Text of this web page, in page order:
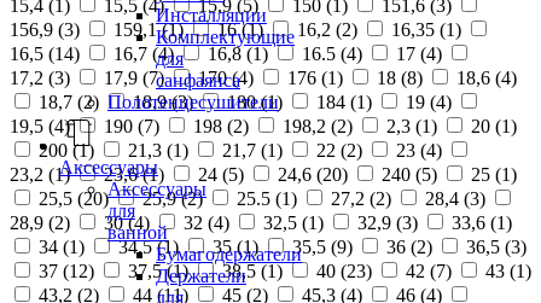
Инсталляции
Комплектующие
для
санфаянса
Полотенцесушители
Аксессуары
Аксессуары
для
ванной
Бумагодержатели
Держатели
для
15,4 (1 ) 15,5 (4) 15,9 (5) 150 (1 ) 151,6 (3)
156,9 (3) 159,1 (1) 16 (1) 16,2 (2) 16,35 (1)
16,5 (14) 16,7 (4) 16,8 (1) 16.5 (4) 17 (4)
17,2 (3) 17,9 (7) 170 (4) 176 (1) 18 (8) 18,6 (4)
18,7 (2) 18,9 (3) 180 (1) 184 (1) 19 (4)
19,5 (4) 190 (7) 198 (2) 198,2 (2) 2,3 (1) 20 (1)
200 (1) 21,3 (1) 21,7 (1) 22 (2) 23 (4)
23,2 (1) 23,6 (1) 24 (5) 24,6 (20) 240 (5) 25 (1)
25,5 (20) 25,9 (2) 25.5 (1) 27,2 (2) 28,4 (3)
28,9 (2) 30 (4) 32 (4) 32,5 (1) 32,9 (3) 33,6 (1)
34 (1) 34,5 (1) 35 (1) 35,5 (9) 36 (2) 36,5 (3)
37 (12) 37,5 (1) 38,5 (1) 40 (23) 42 (7) 43 (1)
43,2 (2) 44 (11) 45 (2) 45,3 (4) 46 (4)